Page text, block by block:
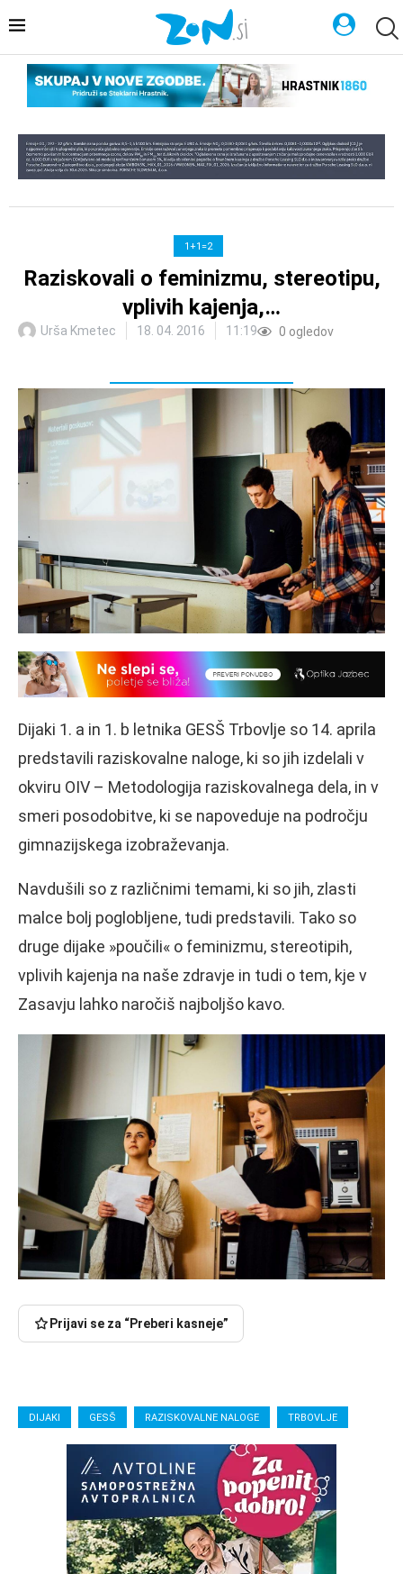
1+1=2
Raziskovali o feminizmu, stereotipu,
vplivih kajenja,…
Urša Kmetec 18. 04. 2016 11:19 0 ogledov
Dijaki 1. a in 1. b letnika GESŠ Trbovlje so 14. aprila
predstavili raziskovalne naloge, ki so jih izdelali v
okviru OIV – Metodologija raziskovalnega dela, in v
smeri posodobitve, ki se napoveduje na področju
gimnazijskega izobraževanja.
Navdušili so z različnimi temami, ki so jih, zlasti
malce bolj poglobljene, tudi predstavili. Tako so
druge dijake »poučili« o feminizmu, stereotipih,
vplivih kajenja na naše zdravje in tudi o tem, kje v
Zasavju lahko naročiš najboljšo kavo.
Prijavi se za “Preberi kasneje”
DIJAKI GESŠ RAZISKOVALNE NALOGE TRBOVLJE